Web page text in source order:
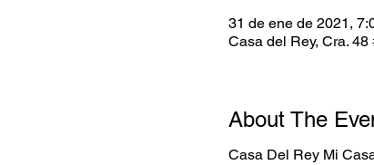
31 de ene de 2021,
Casa del Rey, Cra.
About The
Casa Del Rey Mi